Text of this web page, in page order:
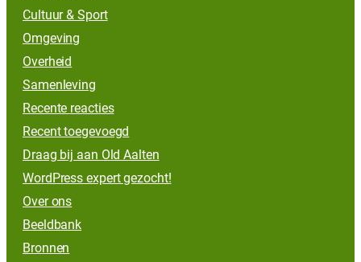
Cultuur & Sport
Omgeving
Overheid
Samenleving
Recente reacties
Recent toegevoegd
Draag bij aan Old Aalten
WordPress expert gezocht!
Over ons
Beeldbank
Bronnen